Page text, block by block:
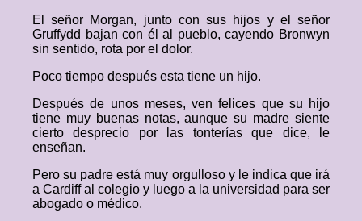
El señor Morgan, junto con sus hijos y el señor
Gruffydd bajan con él al pueblo, cayendo Bronwyn
sin sentido, rota por el dolor.
Poco tiempo después esta tiene un hijo.
Después de unos meses, ven felices que su hijo
tiene muy buenas notas, aunque su madre siente
cierto desprecio por las tonterías que dice, le
enseñan.
Pero su padre está muy orgulloso y le indica que irá
a Cardiff al colegio y luego a la universidad para ser
abogado o médico.